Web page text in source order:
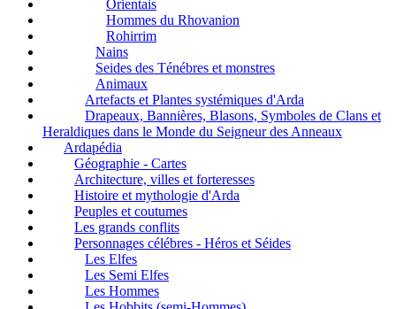
Orientais
Hommes du Rhovanion
Rohirrim
Nains
Seides des Ténébres et monstres
Animaux
Artefacts et Plantes systémiques d'Arda
Drapeaux, Bannières, Blasons, Symboles de Clans et
Heraldiques dans le Monde du Seigneur des Anneaux
Ardapédia
Géographie - Cartes
Architecture, villes et forteresses
Histoire et mythologie d'Arda
Peuples et coutumes
Les grands conflits
Personnages célébres - Héros et Séides
Les Elfes
Les Semi Elfes
Les Hommes